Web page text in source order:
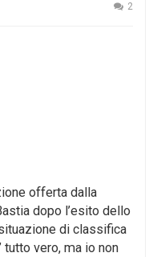
2
offerta dalla
dopo l’esito dello
di classifica
tutto vero, ma io non